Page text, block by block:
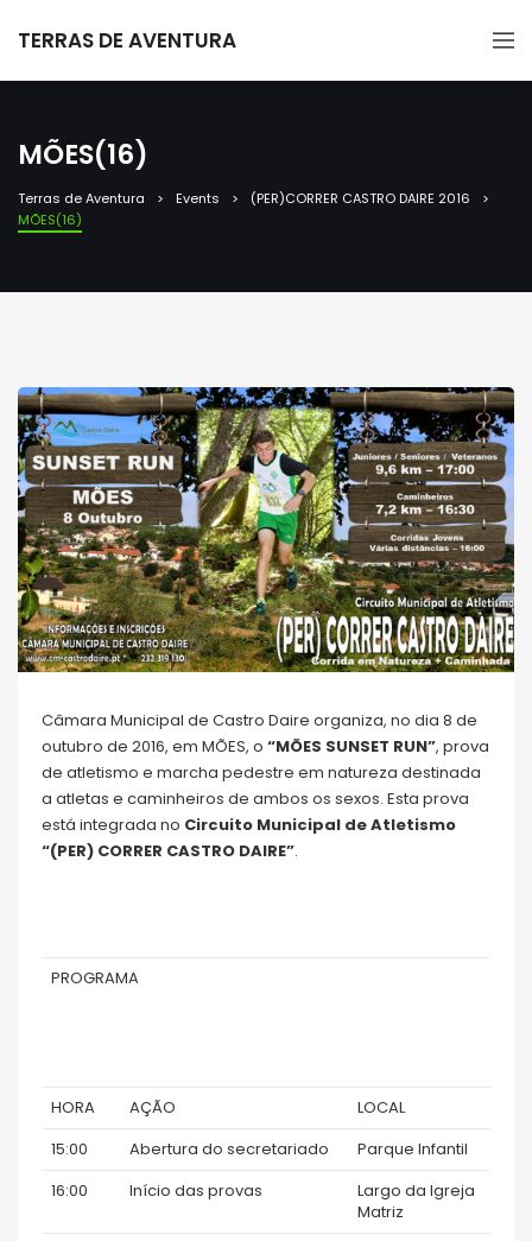
TERRAS DE AVENTURA
MÕES(16)
Terras de Aventura Events
(PER)CORRER CASTRO DAIRE 2016
MÕES(16)
Câmara Municipal de Castro Daire organiza, no dia 8 de
outubro de 2016, em MÕES, o “MÕES SUNSET RUN”, prova
de atletismo e marcha pedestre em natureza destinada
a atletas e caminheiros de ambos os sexos. Esta prova
está integrada no Circuito Municipal de Atletismo
“(PER) CORRER CASTRO DAIRE”.
PROGRAMA
HORA AÇÃO
LOCAL
15:00
Abertura do secretariado
Parque Infantil
16:00
Início das provas
Largo da Igreja
Matriz